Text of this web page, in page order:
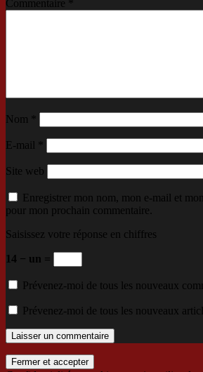
Commentaire
Nom
E-mail
Site web
Enregistrer mon nom, mon e-mail et
pour mon prochain commentaire.
Saisissez votre réponse en chiffres
14 − un =
Prévenez-moi de tous les nouveaux
Prévenez-moi de tous les nouveaux